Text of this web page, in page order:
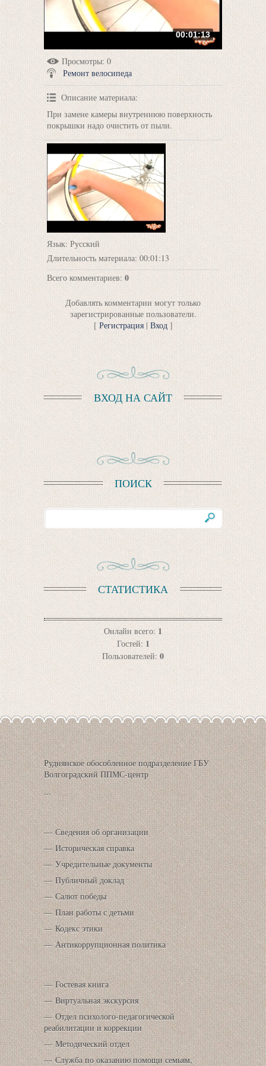
00:01:13
Просмотры: 0
Ремонт велосипеда
Описание материала:
При замене камеры внутреннюю поверхность
покрышки надо очистить от пыли.
Язык: Русский
Длительность материала: 00:01:13
Всего комментариев: 0
Добавлять комментарии могут только
зарегистрированные пользователи.
[ Регистрация| Вход]
ВХОД НА САЙТ
ПОИСК
СТАТИСТИКА
Онлайн всего: 1
Гостей: 1
Пользователей: 0
Руднянское обособленное подразделение ГБУ
Волгоградский ППМС-центр
...
Сведения об организации
Историческая справка
Учредительные документы
Публичный доклад
Салют победы
План работы с детьми
Кодекс этики
Антикоррупционная политика
Гостевая книга
Виртуальная экскурсия
Отдел психолого-педагогической
реабилитации и коррекции
Методический отдел
Служба по оказанию помощи семьям,